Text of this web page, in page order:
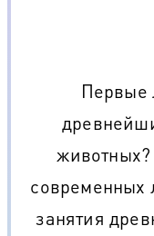
Первые
современных
занятия